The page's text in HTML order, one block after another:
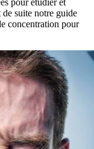
pour étudier et
suite notre guide
concentration pour